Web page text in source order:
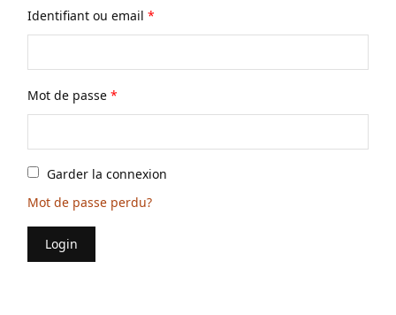
Identifiant ou email*
Mot de passe*
Garder la connexion
Mot de passe perdu?
Login